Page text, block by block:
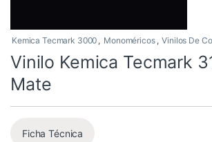
Kemica Tecmark 3000 , Monoméricos , Vinilos De
Vinilo Kemica Tecmark
Mate
Ficha Técnica